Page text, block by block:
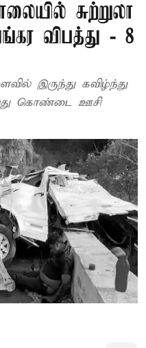
சுற்றுலா
விபத்து - 8
இருந்து கவிழ்ந்து
கொண்டை ஊசி